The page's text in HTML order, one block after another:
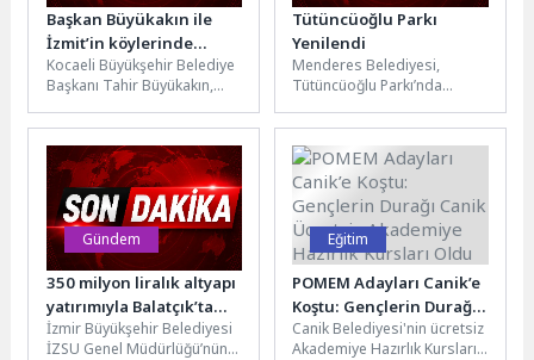
Başkan Büyükakın ile
İzmit’in köylerinde
sımsıcak görüntüler
Kocaeli Büyükşehir Belediye
Başkanı Tahir Büyükakın,
gelenlerini ve hastaları
ziyaret etti....
Tütüncüoğlu Parkı
Yenilendi
Menderes Belediyesi,
Tütüncüoğlu Parkı’nda
gerçekleştirdi.Menderes
Belediyesi, Cüneytbey
Mahallesi’nde yer alan
Tütüncüoğlu Parkı’nda
yenileme...
Gündem
350 milyon liralık altyapı
yatırımıyla Balatçık’ta
taşkın sorunu sona
erecek
İzmir Büyükşehir Belediyesi
İZSU Genel Müdürlüğü’nün
Eğitim
POMEM Adayları Canik’e
Koştu: Gençlerin Durağı
Canik Ücretsiz
Akademiye Hazırlık
Canik Belediyesi'nin ücretsiz
Akademiye Hazırlık Kursları